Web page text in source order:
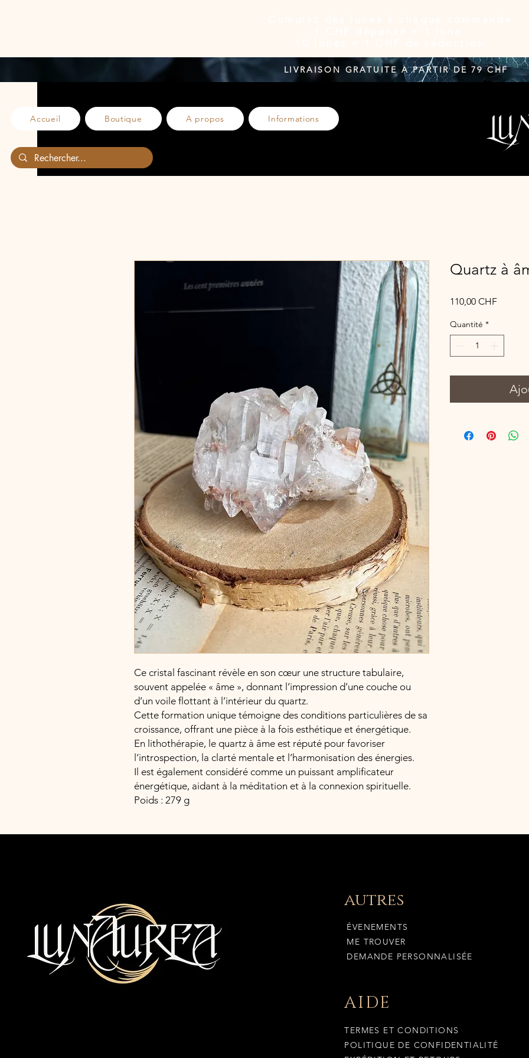
LIVRAISON GRATUITE A PARTIR DE 79 CHF
Accueil Boutique A propos Informations
Ce cristal fascinant révèle en son cœur une structure tabulaire,
souvent appelée « âme », donnant l’impression d’une couche ou
d’un voile flottant à l’intérieur du quartz.
Cette formation unique témoigne des conditions particulières de sa
croissance, offrant une pièce à la fois esthétique et énergétique.
En lithothérapie, le quartz à âme est réputé pour favoriser
l’introspection, la clarté mentale et l’harmonisation des énergies.
Il est également considéré comme un puissant amplificateur
énergétique, aidant à la méditation et à la connexion spirituelle.
Poids : 279 g
Quartz à
110,00 CHFPrix
Quantité *
autres
ÉVENEMENTS
ME TROUVER
DEMANDE PERSONNALISÉE
AIDE
TERMES ET CONDITIONS
POLITIQUE DE CONFIDENTIALITÉ